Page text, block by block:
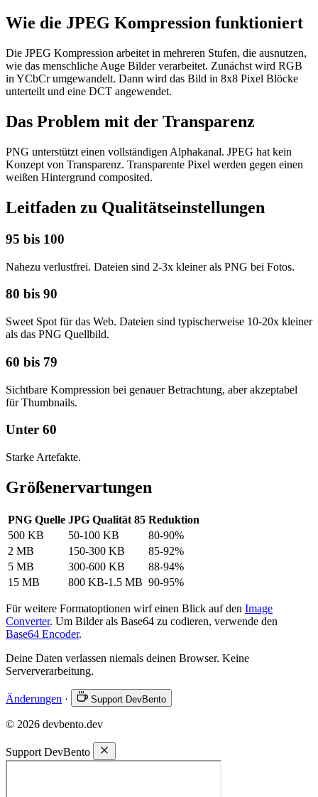
Wie die JPEG Kompression funktioniert
Die JPEG Kompression arbeitet in mehreren Stufen, die ausnutzen,
wie das menschliche Auge Bilder verarbeitet. Zunächst wird RGB
in YCbCr umgewandelt. Dann wird das Bild in 8x8 Pixel Blöcke
unterteilt und eine DCT angewendet.
Das Problem mit der Transparenz
PNG unterstützt einen vollständigen Alphakanal. JPEG hat kein
Konzept von Transparenz. Transparente Pixel werden gegen einen
weißen Hintergrund composited.
Leitfaden zu Qualitätseinstellungen
95 bis 100
Nahezu verlustfrei. Dateien sind 2-3x kleiner als PNG bei Fotos.
80 bis 90
Sweet Spot für das Web. Dateien sind typischerweise 10-20x kleiner
als das PNG Quellbild.
60 bis 79
Sichtbare Kompression bei genauer Betrachtung, aber akzeptabel
für Thumbnails.
Unter 60
Starke Artefakte.
Größenervartungen
PNG Quelle JPG Qualität 85 Reduktion
500 KB
50-100 KB
80-90%
2 MB
150-300 KB
85-92%
5 MB
300-600 KB
88-94%
15 MB
800 KB-1.5 MB 90-95%
Für weitere Formatoptionen wirf einen Blick auf den Image
Converter. Um Bilder als Base64 zu codieren, verwende den
Base64 Encoder.
Deine Daten verlassen niemals deinen Browser. Keine
Serververarbeitung.
Änderungen · Support DevBento
© 2026 devbento.dev
Support DevBento